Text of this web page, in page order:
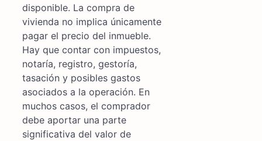
disponible. La compra de
vivienda no implica únicamente
pagar el precio del inmueble.
Hay que contar con impuestos,
notaría, registro, gestoría,
tasación y posibles gastos
asociados a la operación. En
muchos casos, el comprador
debe aportar una parte
significativa del valor de